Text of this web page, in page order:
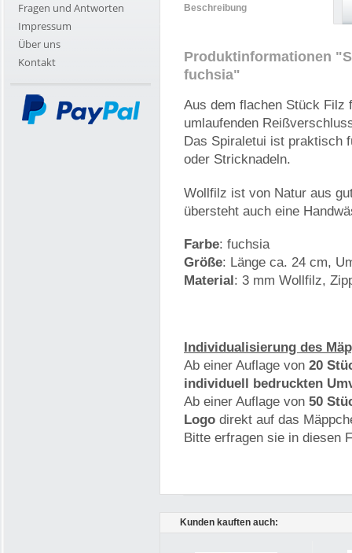
Fragen und Antworten
Impressum
Über uns
Kontakt
Beschreibung
Produktinformationen
fuchsia"
Aus dem flachen Stück Filz
umlaufenden
Das Spiraletui ist praktisch
oder Stricknadeln.
Wollfilz ist von Natur aus
übersteht auch eine
Farbe: fuchsia
Größe: Länge ca. 24 cm,
Material: 3 mm Wollfilz,
Individualisierung des
Ab einer Auflage von 20
individuell bedruckten
Ab einer Auflage von 50
Logo direkt auf das
Bitte erfragen sie in diesen
Kunden kauften auch: